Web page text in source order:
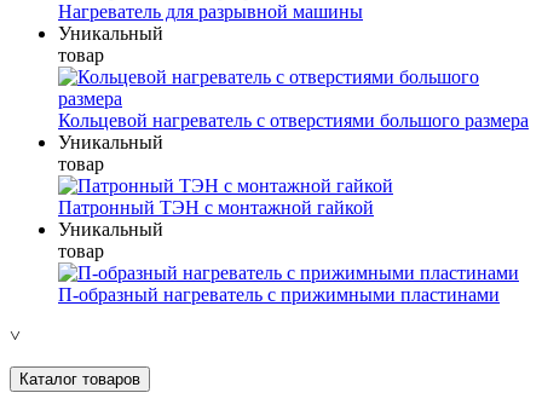
Нагреватель для разрывной машины
Уникальный
товар
Кольцевой нагреватель с отверстиями большого размера
Уникальный
товар
Патронный ТЭН с монтажной гайкой
Уникальный
товар
П-образный нагреватель с прижимными пластинами
˅
Каталог товаров